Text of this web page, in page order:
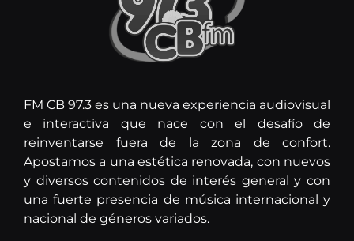
FM CB 97.3 es una nueva experiencia audiovisual
e interactiva que nace con el desafío de
reinventarse fuera de la zona de confort.
Apostamos a una estética renovada, con nuevos
y diversos contenidos de interés general y con
una fuerte presencia de música internacional y
nacional de géneros variados.